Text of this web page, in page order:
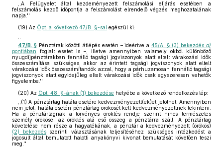
,,A Felügyelet által kezdeményezett felszámolási eljárás esetében a
felszámolás kezdő időpontja a felszámolást elrendelő végzés meghozatalának
napja.''
(19) Az Öpt. a következő 47/B. §-sal egészül ki:
47/B. §Pénztárak közötti átlépés esetén – ideértve a 45/A. § (3) bekezdésa)
pontjában foglalt esetet is –, illetve amennyiben valamely okból különböző
nyugdíjpénztárakban fennálló tagsági jogviszonyok alatt eltelt várakozási idők
összeszámítása szükséges, akkor az érintett tagsági jogviszonyok alatt eltelt
várakozási idők összeszámítandók azzal, hogy a párhuzamosan fennálló tagsági
jogviszonyok alatt egyidejűleg eltelt várakozási idők csak egyszeresen vehetők
figyelembe.''
(20) Az Öpt. 48. §-ának (1) bekezdése helyébe a következő rendelkezés lép:
,,(1) A pénztártag halála esetére kedvezményezett(ek)et jelölhet. Amennyiben
nem jelöl, halála esetén pénztártag örökösét kell kedvezményezettnek tekinteni.
Ha a pénztártagnak a törvényes öröklés rendje szerint nincs természetes
személy örököse, az öröklés alá eső összeg a pénztárra száll. A pénztártag
követelése nem része a hagyatékának, a pénztár a kedvezményezett (örökös)
(2) bekezdésszerinti választásának teljesítéséhez szükséges intézkedést a
jogosult által bemutatott halotti anyakönyvi kivonat bemutatását követően teszi
meg.''